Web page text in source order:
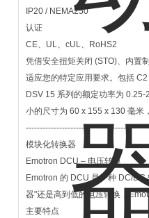
IP20 / NEMA250
认证
CE、UL、cUL、RoHS2
凭借安全扭矩关闭 (STO)、内置
适应您的特定应用要求。包括
DSV 15 系列的额定功率为
小的尺寸为 60 x 155 x 130 毫米
模块化转换器
Emotron DCU – 电压转换
Emotron 的 DCU 是一种 DC/
器"还是高到低的电压转换，
主要特点